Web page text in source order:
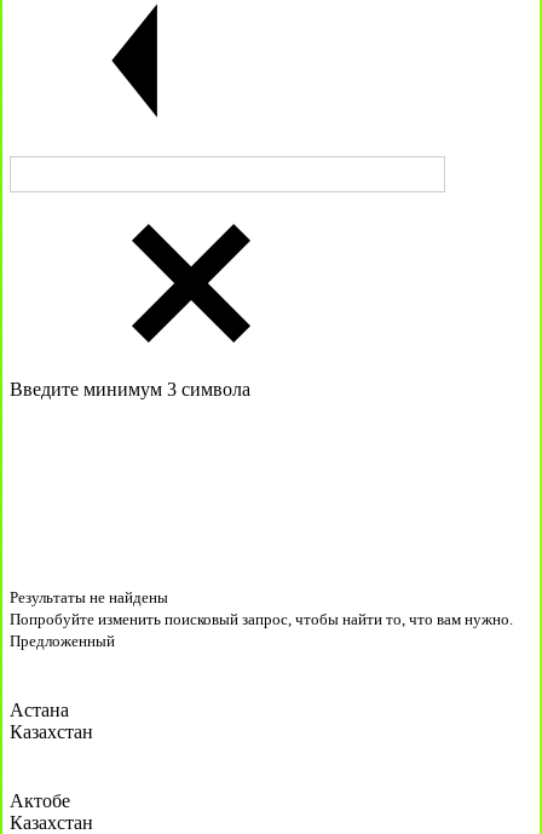
Введите минимум 3 символа
Результаты не найдены
Попробуйте изменить поисковый запрос, чтобы найти то, что вам нужно.
Предложенный
Астана
Казахстан
Актобе
Казахстан